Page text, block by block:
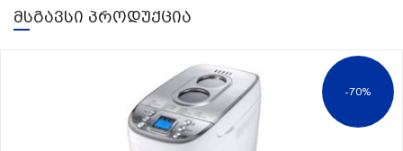
მსგავსი პროდუქცია
-70%